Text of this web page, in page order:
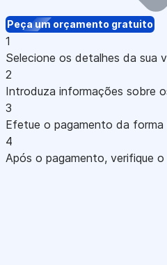
Peça um orçamento gratuito
1
Selecione os detalhes da sua
2
Introduza informações sobre
3
Efetue o pagamento da forma
4
Após o pagamento, verifique o